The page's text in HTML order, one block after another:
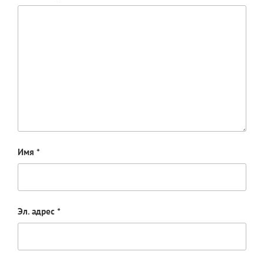
Имя *
Эл. адрес *